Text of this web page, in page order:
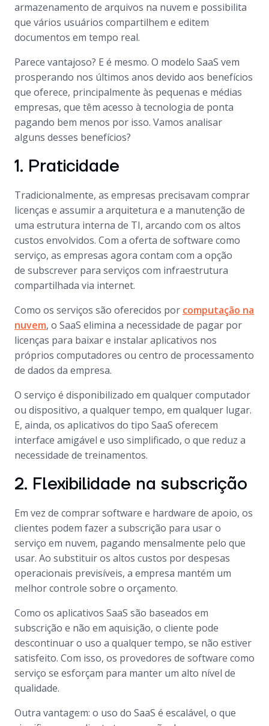
armazenamento de arquivos na nuvem e possibilita
que vários usuários compartilhem e editem
documentos em tempo real.
Parece vantajoso? E é mesmo. O modelo SaaS vem
prosperando nos últimos anos devido aos benefícios
que oferece, principalmente às pequenas e médias
empresas, que têm acesso à tecnologia de ponta
pagando bem menos por isso. Vamos analisar
alguns desses benefícios?
1. Praticidade
Tradicionalmente, as empresas precisavam comprar
licenças e assumir a arquitetura e a manutenção de
uma estrutura interna de TI, arcando com os altos
custos envolvidos. Com a oferta de software como
serviço, as empresas agora contam com a opção
de subscrever para serviços com infraestrutura
compartilhada via internet.
Como os serviços são oferecidos por computação na
nuvem, o SaaS elimina a necessidade de pagar por
licenças para baixar e instalar aplicativos nos
próprios computadores ou centro de processamento
de dados da empresa.
O serviço é disponibilizado em qualquer computador
ou dispositivo, a qualquer tempo, em qualquer lugar.
E, ainda, os aplicativos do tipo SaaS oferecem
interface amigável e uso simplificado, o que reduz a
necessidade de treinamentos.
2. Flexibilidade na subscrição
Em vez de comprar software e hardware de apoio, os
clientes podem fazer a subscrição para usar o
serviço em nuvem, pagando mensalmente pelo que
usar. Ao substituir os altos custos por despesas
operacionais previsíveis, a empresa mantém um
melhor controle sobre o orçamento.
Como os aplicativos SaaS são baseados em
subscrição e não em aquisição, o cliente pode
descontinuar o uso a qualquer tempo, se não estiver
satisfeito. Com isso, os provedores de software como
serviço se esforçam para manter um alto nível de
qualidade.
Outra vantagem: o uso do SaaS é escalável, o que